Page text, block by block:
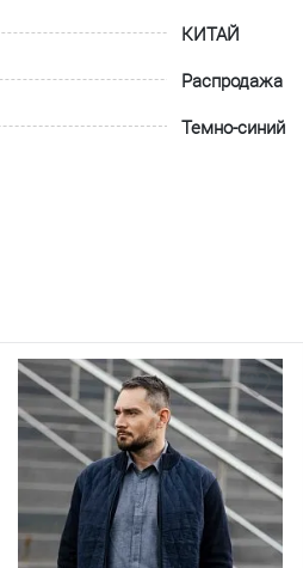
КИТАЙ
Распродажа
Темно-синий